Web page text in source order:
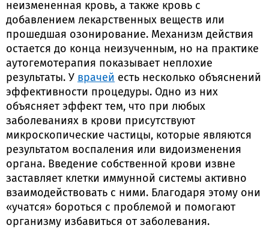
неизмененная кровь, а также кровь с
добавлением лекарственных веществ или
прошедшая озонирование. Механизм действия
остается до конца неизученным, но на практике
аутогемотерапия показывает неплохие
результаты. У врачей есть несколько объяснений
эффективности процедуры. Одно из них
объясняет эффект тем, что при любых
заболеваниях в крови присутствуют
микроскопические частицы, которые являются
результатом воспаления или видоизменения
органа. Введение собственной крови извне
заставляет клетки иммунной системы активно
взаимодействовать с ними. Благодаря этому они
«учатся» бороться с проблемой и помогают
организму избавиться от заболевания.